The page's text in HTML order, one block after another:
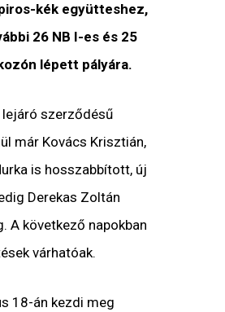
kék együtteshez,
26 NB I-es és 25
lépett pályára.
szerződésű
már Kovács Krisztián,
is hosszabbított, új
Derekas Zoltán
A következő napokban
várhatóak.
18-án kezdi meg